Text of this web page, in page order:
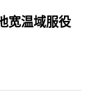
宽温域服役